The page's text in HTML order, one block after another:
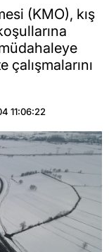
(KMO), kış
çalışmalarını
11:06:22